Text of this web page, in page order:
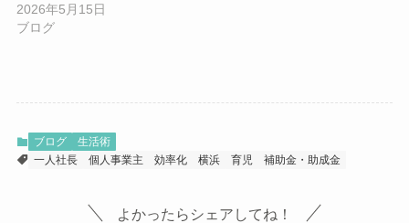
2026年5月15日
ブログ
ブログ
生活術
一人社長
個人事業主 効率化 横浜 育児 補助金・助成金
よかったらシェアしてね！